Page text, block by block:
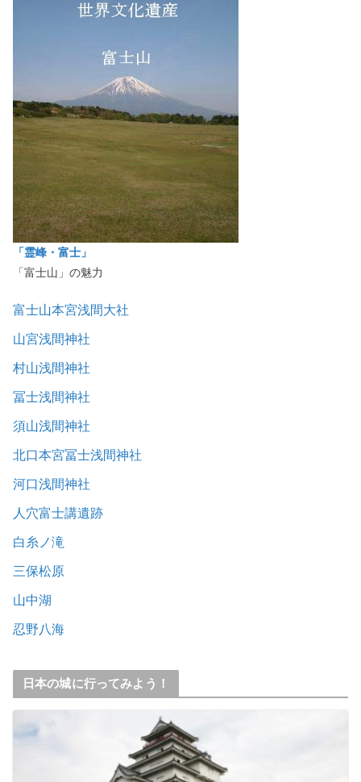
「霊峰・富士」
「富士山」の魅力
富士山本宮浅間大社
山宮浅間神社
村山浅間神社
冨士浅間神社
須山浅間神社
北口本宮冨士浅間神社
河口浅間神社
人穴富士講遺跡
白糸ノ滝
三保松原
山中湖
忍野八海
日本の城に行ってみよう！